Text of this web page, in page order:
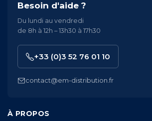
À PROPOS
Besoin d'aide ?
Du lundi au vendredi
de 8h à 12h – 13h30 à 17h30
+33 (0)3 52 76 01 10
contact@em-distribution.fr